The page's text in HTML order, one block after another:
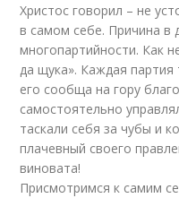
Христос говорил – не
в самом себе. Причина в
многопартийности. Как
да щука». Каждая партия
его сообща на гору
самостоятельно
таскали себя за чубы и
плачевный своего
виновата!
Присмотримся к самим